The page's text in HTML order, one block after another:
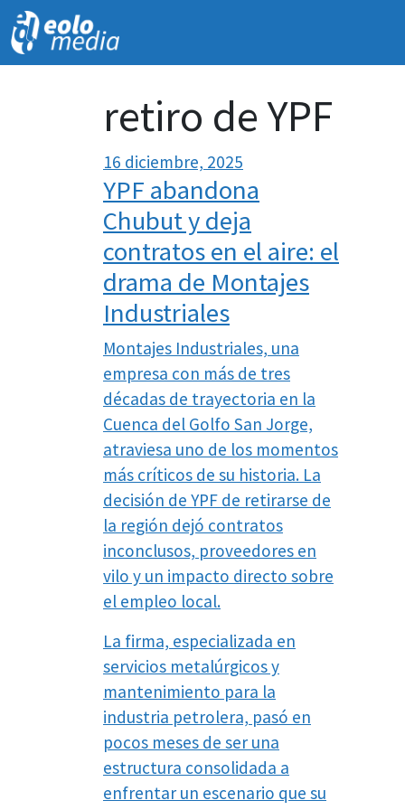
retiro de YPF
16 diciembre, 2025
YPF abandona
Chubut y deja
contratos en el aire: el
drama de Montajes
Industriales
Montajes Industriales, una
empresa con más de tres
décadas de trayectoria en la
Cuenca del Golfo San Jorge,
atraviesa uno de los momentos
más críticos de su historia. La
decisión de YPF de retirarse de
la región dejó contratos
inconclusos, proveedores en
vilo y un impacto directo sobre
el empleo local.
La firma, especializada en
servicios metalúrgicos y
mantenimiento para la
industria petrolera, pasó en
pocos meses de ser una
estructura consolidada a
enfrentar un escenario que su